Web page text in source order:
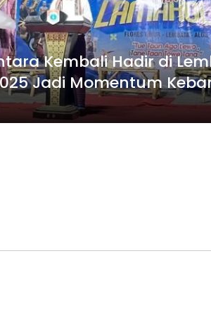
Kembali Hadir di
Jadi Momentum
Lokal